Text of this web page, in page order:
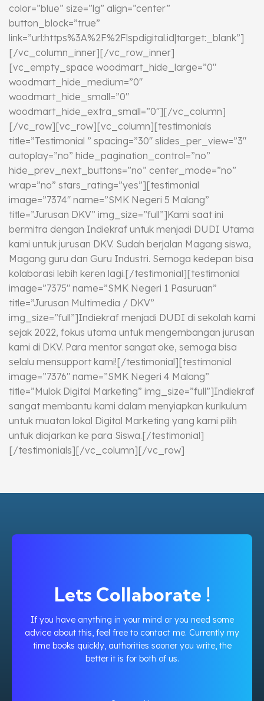
color=”blue” size=”lg” align=”center”
button_block=”true”
link=”url:https%3A%2F%2Flspdigital.id|target:_blank”]
[/vc_column_inner][/vc_row_inner]
[vc_empty_space woodmart_hide_large=”0″
woodmart_hide_medium=”0″
woodmart_hide_small=”0″
woodmart_hide_extra_small=”0″][/vc_column]
[/vc_row][vc_row][vc_column][testimonials
title=”Testimonial ” spacing=”30″ slides_per_view=”3″
autoplay=”no” hide_pagination_control=”no”
hide_prev_next_buttons=”no” center_mode=”no”
wrap=”no” stars_rating=”yes”][testimonial
image=”7374″ name=”SMK Negeri 5 Malang”
title=”Jurusan DKV” img_size=”full”]Kami saat ini
bermitra dengan Indiekraf untuk menjadi DUDI Utama
kami untuk jurusan DKV. Sudah berjalan Magang siswa,
Magang guru dan Guru Industri. Semoga kedepan bisa
kolaborasi lebih keren lagi.[/testimonial][testimonial
image=”7375″ name=”SMK Negeri 1 Pasuruan”
title=”Jurusan Multimedia / DKV”
img_size=”full”]Indiekraf menjadi DUDI di sekolah kami
sejak 2022, fokus utama untuk mengembangan jurusan
kami di DKV. Para mentor sangat oke, semoga bisa
selalu mensupport kami![/testimonial][testimonial
image=”7376″ name=”SMK Negeri 4 Malang”
title=”Mulok Digital Marketing” img_size=”full”]Indiekraf
sangat membantu kami dalam menyiapkan kurikulum
untuk muatan lokal Digital Marketing yang kami pilih
untuk diajarkan ke para Siswa.[/testimonial]
[/testimonials][/vc_column][/vc_row]
Lets Collaborate !
If you have anything in your mind or you need some
advice about this, feel free to contact me. Currently my
time books quickly, authorities sooner you write, the
better it is for both of us.